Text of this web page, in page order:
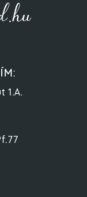
1.A.